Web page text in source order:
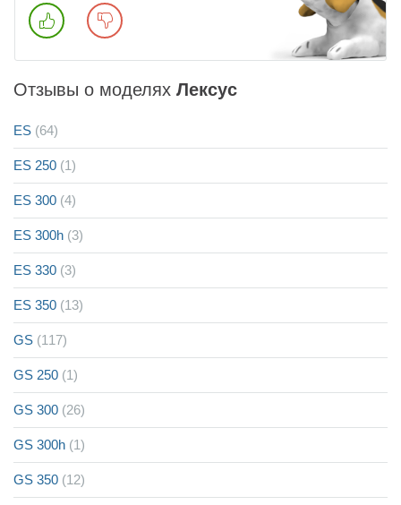
Отзывы о моделях Лексус
ES (64)
ES 250 (1)
ES 300 (4)
ES 300h (3)
ES 330 (3)
ES 350 (13)
GS (117)
GS 250 (1)
GS 300 (26)
GS 300h (1)
GS 350 (12)